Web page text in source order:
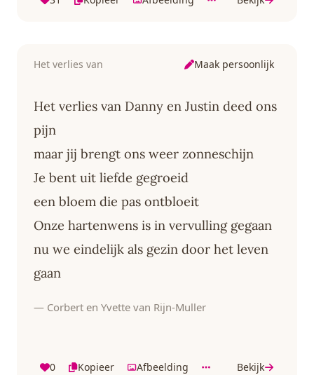
Het verlies van Maak persoonlijk
Het verlies van Danny en Justin deed ons
pijn
maar jij brengt ons weer zonneschijn
Je bent uit liefde gegroeid
een bloem die pas ontbloeit
Onze hartenwens is in vervulling gegaan
nu we eindelijk als gezin door het leven
gaan
— Corbert en Yvette van Rijn-Muller
0 Kopieer Afbeelding Bekijk